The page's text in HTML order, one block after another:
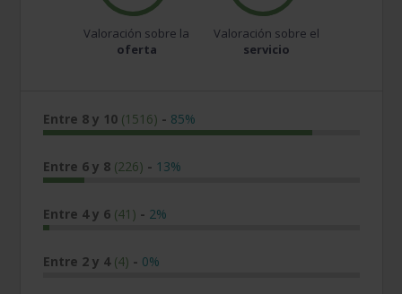
Valoración sobre la
oferta
Valoración sobre el
servicio
Entre 8 y 10 (1516) - 85%
Entre 6 y 8 (226) - 13%
Entre 4 y 6 (41) - 2%
Entre 2 y 4 (4) - 0%